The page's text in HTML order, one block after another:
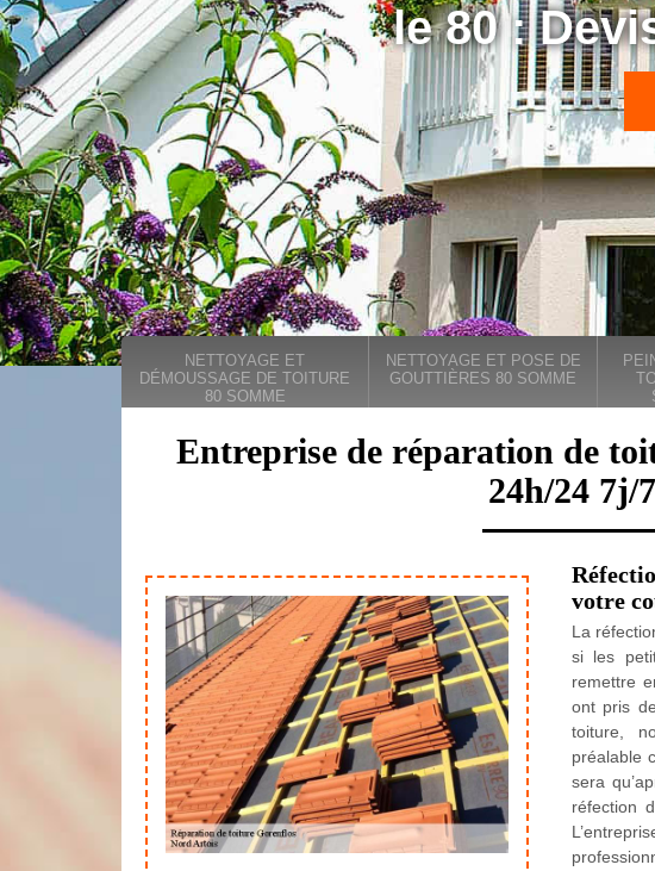
le 80 :
NETTOYAGE ET
DÉMOUSSAGE DE TOITURE
80 SOMME
NETTOYAGE ET POSE DE
GOUTTIÈRES 80 SOMME
Entreprise de réparation de
24h/24 7j/7
votre
La
si les
remettre
ont pris
toiture,
préalable
sera
réfection